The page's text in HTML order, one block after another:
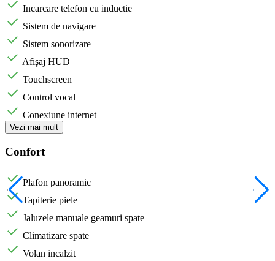
Incarcare telefon cu inductie
Sistem de navigare
Sistem sonorizare
Afişaj HUD
Touchscreen
Control vocal
Conexiune internet
Vezi mai mult
Confort
Plafon panoramic
Tapiterie piele
Jaluzele manuale geamuri spate
Climatizare spate
Volan incalzit